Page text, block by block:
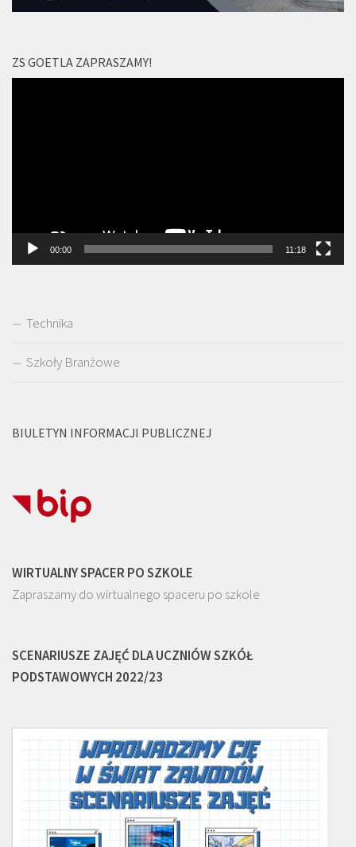
ZS GOETLA ZAPRASZAMY!
00:00 11:18
Technika
Szkoły Branżowe
BIULETYN INFORMACJI PUBLICZNEJ
WIRTUALNY SPACER PO SZKOLE
Zapraszamy do wirtualnego spaceru po szkole
SCENARIUSZE ZAJĘĆ DLA UCZNIÓW SZKÓŁ
PODSTAWOWYCH 2022/23